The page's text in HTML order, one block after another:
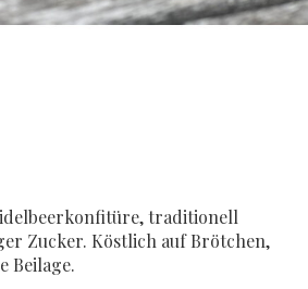
traditionell
Zucker. Köstlich auf Brötchen,
Beilage.